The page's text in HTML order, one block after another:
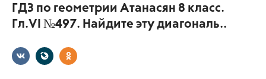
ГДЗ по геометрии Атанасян 8 класс.
Гл.VI №497. Найдите эту диагональ..